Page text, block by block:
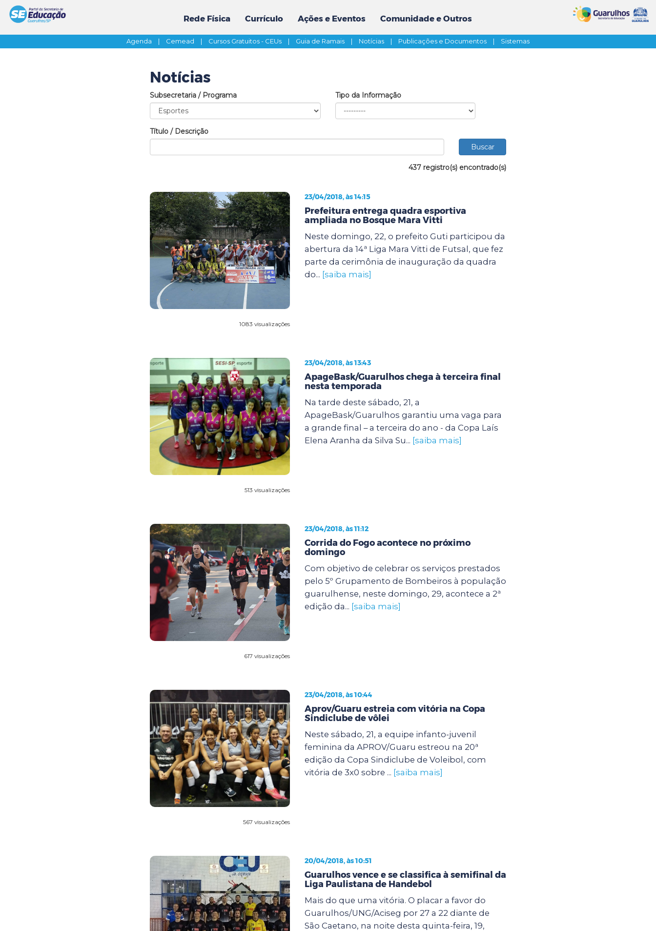
Rede Física Currículo Ações e Eventos Comunidade e Outros
Agenda | Cemead | Cursos Gratuitos - CEUs | Guia de Ramais | Notícias | Publicações e Documentos | Sistemas
Notícias
Subsecretaria / Programa Tipo da Informação
Título / Descrição
437 registro(s) encontrado(s)
1083 visualizações
23/04/2018, às 14:15
Prefeitura entrega quadra esportiva
ampliada no Bosque Mara Vitti
Neste domingo, 22, o prefeito Guti participou da
abertura da 14ª Liga Mara Vitti de Futsal, que fez
parte da cerimônia de inauguração da quadra
do... [saiba mais]
513 visualizações
23/04/2018, às 13:43
ApageBask/Guarulhos chega à terceira final
nesta temporada
Na tarde deste sábado, 21, a
ApageBask/Guarulhos garantiu uma vaga para
a grande final – a terceira do ano - da Copa Laís
Elena Aranha da Silva Su... [saiba mais]
617 visualizações
23/04/2018, às 11:12
Corrida do Fogo acontece no próximo
domingo
Com objetivo de celebrar os serviços prestados
pelo 5º Grupamento de Bombeiros à população
guarulhense, neste domingo, 29, acontece a 2ª
edição da... [saiba mais]
567 visualizações
23/04/2018, às 10:44
Aprov/Guaru estreia com vitória na Copa
Sindiclube de vôlei
Neste sábado, 21, a equipe infanto-juvenil
feminina da APROV/Guaru estreou na 20ª
edição da Copa Sindiclube de Voleibol, com
vitória de 3x0 sobre ... [saiba mais]
20/04/2018, às 10:51
Guarulhos vence e se classifica à semifinal da
Liga Paulistana de Handebol
Mais do que uma vitória. O placar a favor do
Guarulhos/UNG/Aciseg por 27 a 22 diante de
São Caetano, na noite desta quinta-feira, 19,